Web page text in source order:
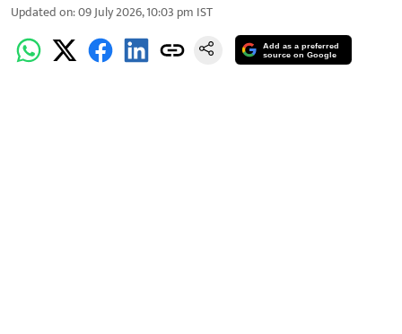
Updated on:09 July 2026, 10:03 pm IST
Add as a preferred
source on Google